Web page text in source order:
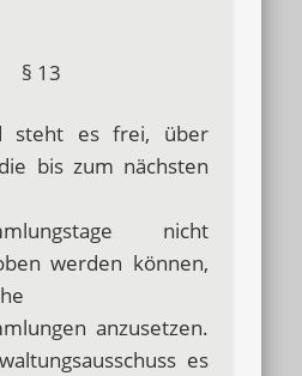
§ 13
steht es frei, über
bis zum nächsten
nicht
werden können,
anzusetzen.
es